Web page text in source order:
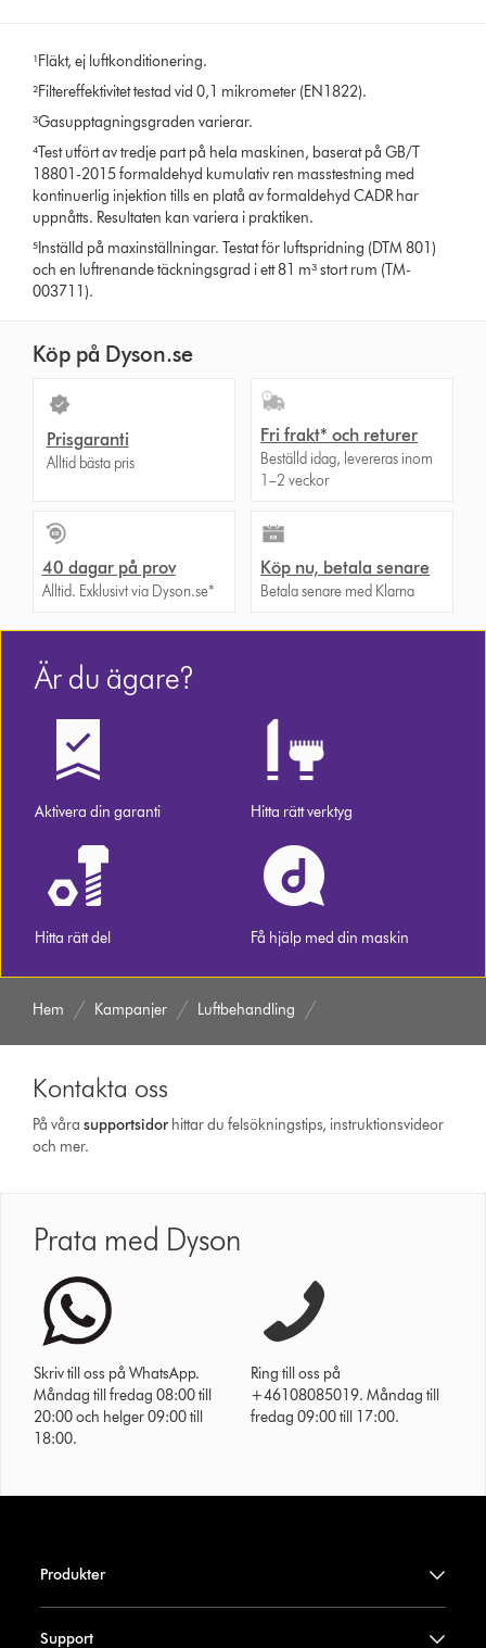
¹Fläkt, ej luftkonditionering.
²Filtereffektivitet testad vid 0,1 mikrometer (EN1822).
³Gasupptagningsgraden varierar.
⁴Test utfört av tredje part på hela maskinen, baserat på GB/T
18801-2015 formaldehyd kumulativ ren masstestning med
kontinuerlig injektion tills en platå av formaldehyd CADR har
uppnåtts. Resultaten kan variera i praktiken.
⁵Inställd på maxinställningar. Testat för luftspridning (DTM 801)
och en luftrenande täckningsgrad i ett 81 m³ stort rum (TM-
003711).
Köp på Dyson.se
Prisgaranti
Alltid bästa pris
Fri frakt* och returer
Beställd idag, levereras inom
1–2 veckor
40 dagar på prov
Alltid. Exklusivt via Dyson.se*
Köp nu, betala senare
Betala senare med Klarna
Är du ägare?
Aktivera din garanti Hitta rätt verktyg
Hitta rätt del Få hjälp med din maskin
Hem Kampanjer Luftbehandling
Kontakta oss
På vårasupport­sidor hittar du felsökningstips, instruktionsvideor
och mer.
Prata med Dyson
Skriv till oss på WhatsApp.
Måndag till fredag 08:00 till
20:00 och helger 09:00 till
18:00.
Ring till oss på
+46108085019. Måndag till
fredag 09:00 till 17:00.
Produkter
Support